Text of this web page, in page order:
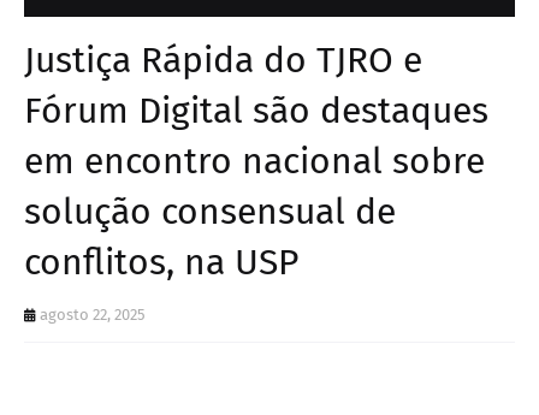
Justiça Rápida do TJRO e
Fórum Digital são destaques
em encontro nacional sobre
solução consensual de
conflitos, na USP
agosto 22, 2025